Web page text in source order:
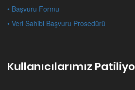
• Başvuru Formu
• Veri Sahibi Başvuru Prosedürü
Kullanıcılarımız Patiliyo